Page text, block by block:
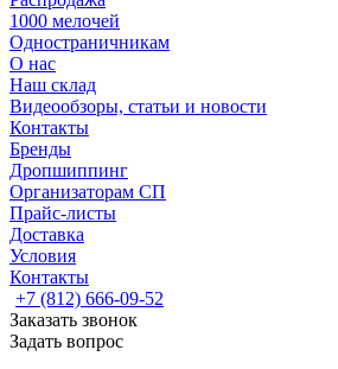
1000 мелочей
Одностраничникам
О нас
Наш склад
Видеообзоры, статьи и новости
Контакты
Бренды
Дропшиппинг
Организаторам СП
Прайс-листы
Доставка
Условия
Контакты
+7 (812) 666-09-52
Заказать звонок
Задать вопрос